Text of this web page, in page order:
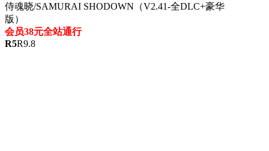
侍魂晓/SAMURAI SHODOWN（V2.41-全DLC+豪华
版）
会员38元全站通行
R5R9.8